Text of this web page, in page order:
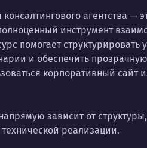
агентства —
инструмент
помогает структурировать
и обеспечить
корпоративный
зависит от
реализации.